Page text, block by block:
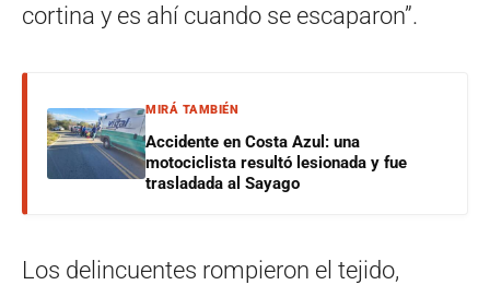
cortina y es ahí cuando se escaparon”.
MIRÁ TAMBIÉN
Accidente en Costa Azul: una
motociclista resultó lesionada y fue
trasladada al Sayago
Los delincuentes rompieron el tejido,